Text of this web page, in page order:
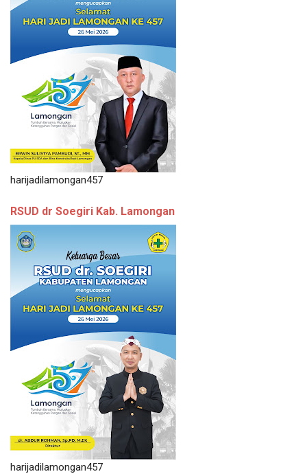
harijadilamongan457
RSUD dr Soegiri Kab. Lamongan
harijadilamongan457